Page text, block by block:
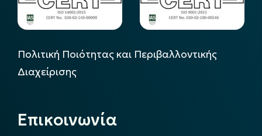
Πολιτική Ποιότητας και Περιβαλλοντικής
Διαχείρισης
Επικοινωνία